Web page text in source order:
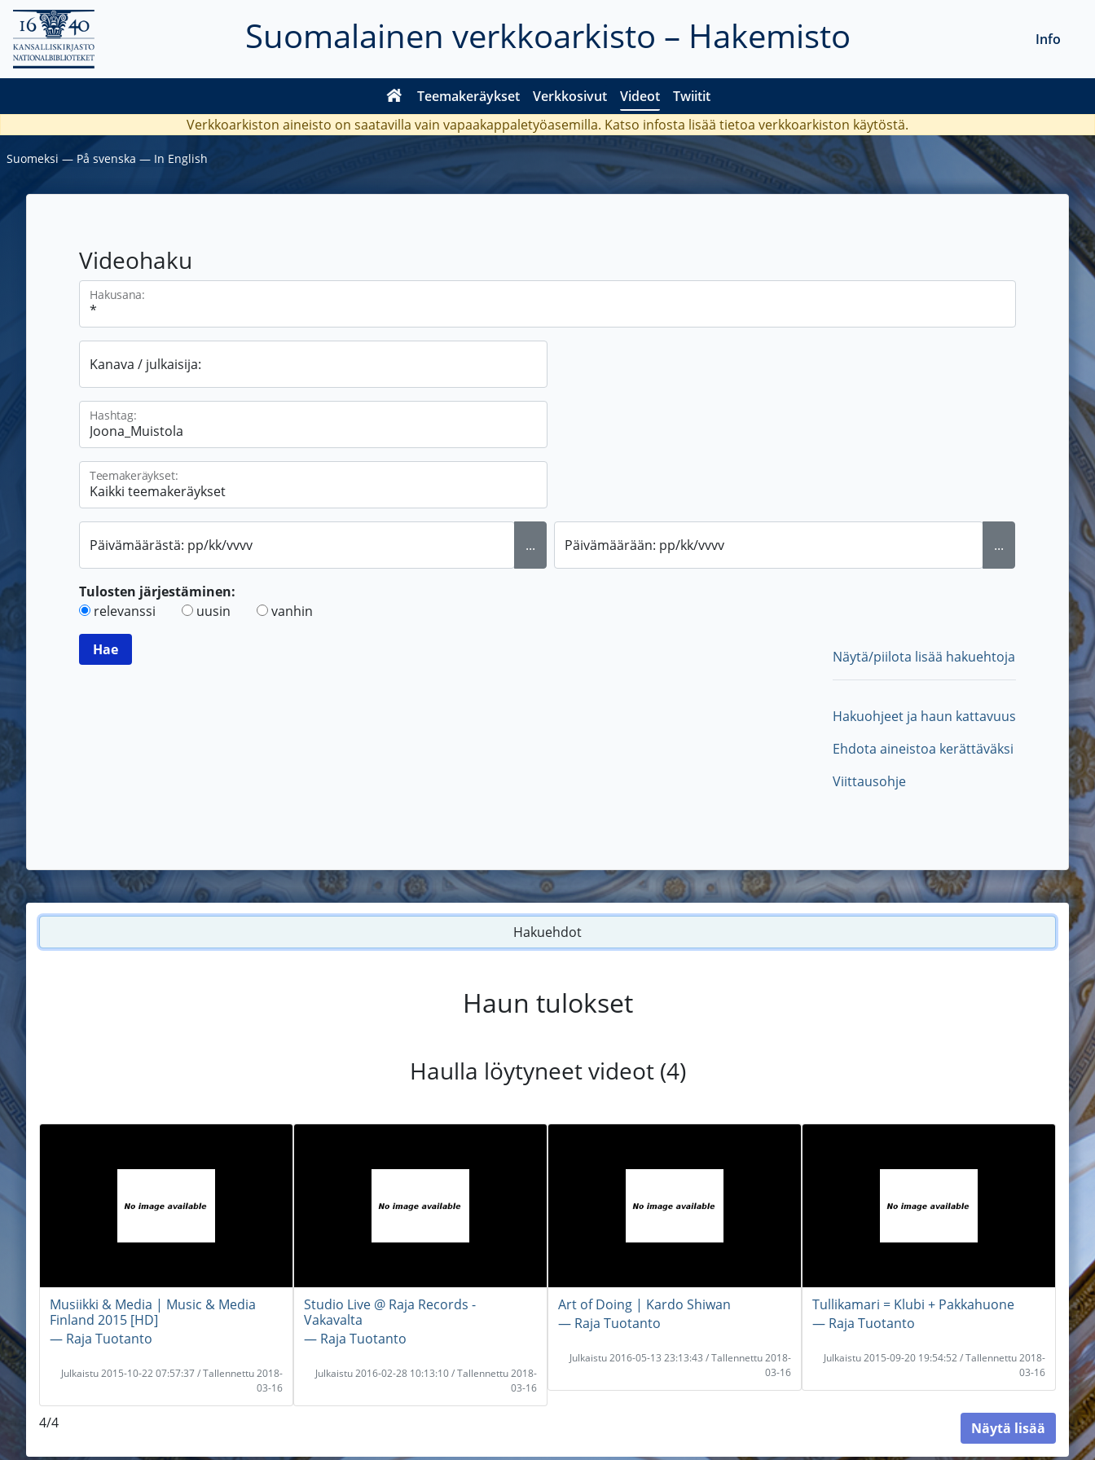
Suomalainen verkkoarkisto – Hakemisto
Teemakeräykset Verkkosivut Videot Twiitit
Info
Verkkoarkiston aineisto on saatavilla vain vapaakappaletyöasemilla. Katso infosta lisää tietoa verkkoarkiston käytöstä.
Suomeksi ― På svenska ― In English
Videohaku
Hakusana:
Kanava / julkaisija:
Hashtag:
Teemakeräykset:
Päivämäärästä: pp/kk/vvvv ... Päivämäärään: pp/kk/vvvv ...
Tulosten järjestäminen:
relevanssi
uusin vanhin
Näytä/piilota lisää hakuehtoja
Hakuohjeet ja haun kattavuus
Ehdota aineistoa kerättäväksi
Viittausohje
Hakuehdot
Haun tulokset
Haulla löytyneet videot (4)
Musiikki & Media | Music & Media
Finland 2015 [HD]
― Raja Tuotanto
Julkaistu 2015-10-22 07:57:37 / Tallennettu 2018-
03-16
Studio Live @ Raja Records -
Vakavalta
― Raja Tuotanto
Julkaistu 2016-02-28 10:13:10 / Tallennettu 2018-
03-16
Art of Doing | Kardo Shiwan
― Raja Tuotanto
Julkaistu 2016-05-13 23:13:43 / Tallennettu 2018-
03-16
Tullikamari = Klubi + Pakkahuone
― Raja Tuotanto
Julkaistu 2015-09-20 19:54:52 / Tallennettu 2018-
03-16
4/4 Näytä lisää